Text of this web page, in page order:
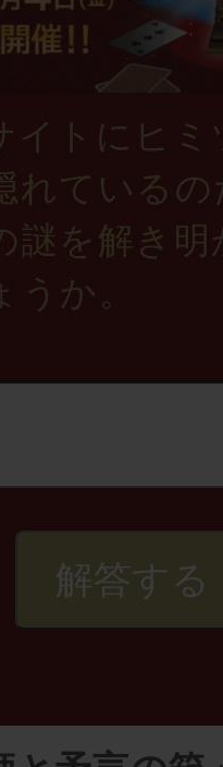
イトにヒ
れている
謎を解き
か。